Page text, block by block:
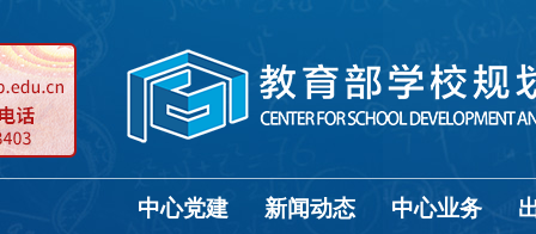
中心党建 新闻动态 中心业务